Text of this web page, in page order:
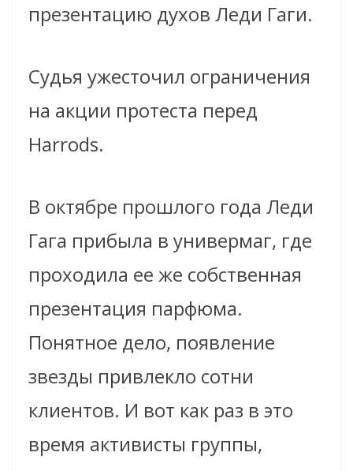
презентацию духов Леди Гаги.
Судья ужесточил ограничения
на акции протеста перед
Harrods.
В октябре прошлого года Леди
Гага прибыла в универмаг, где
проходила ее же собственная
презентация парфюма.
Понятное дело, появление
звезды привлекло сотни
клиентов. И вот как раз в это
время активисты группы,